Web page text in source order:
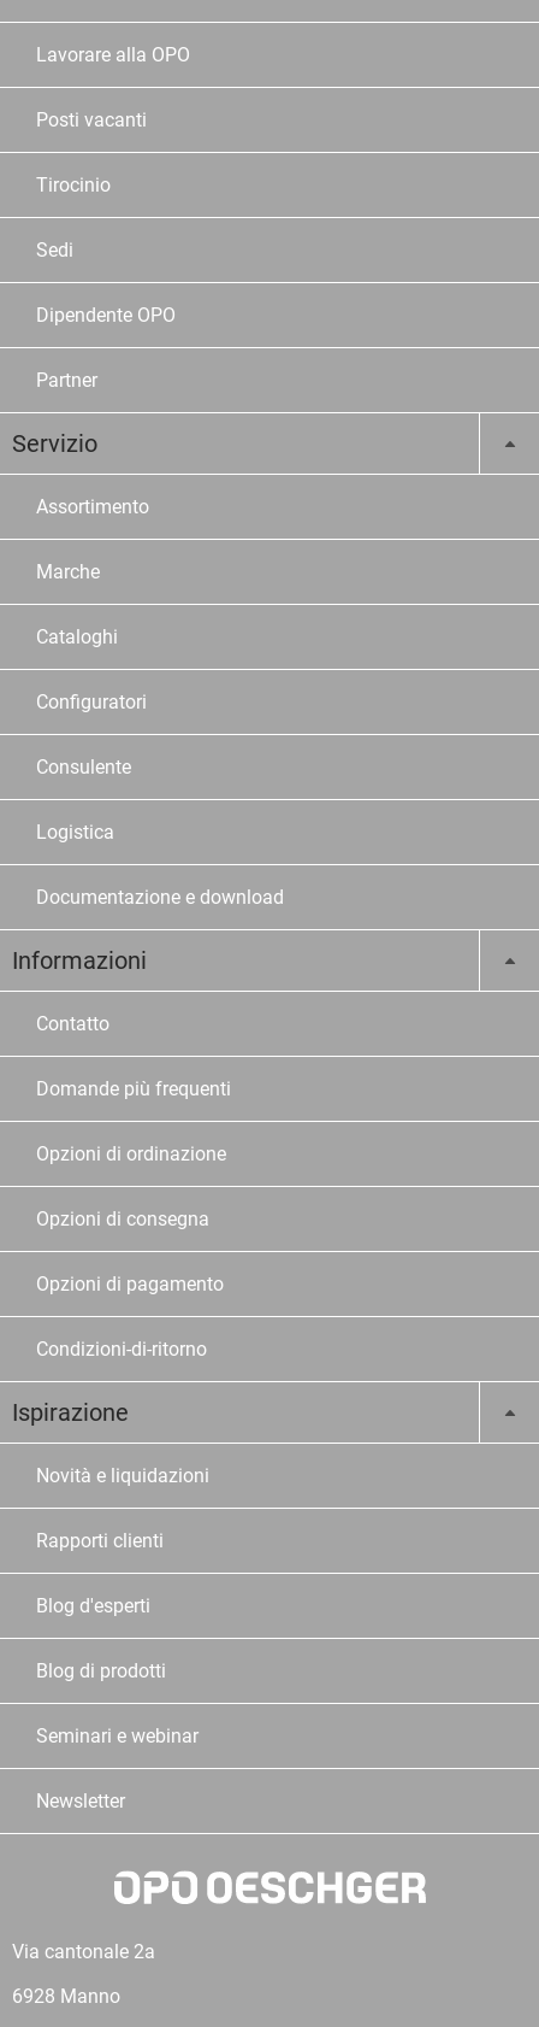
Lavorare alla OPO
Posti vacanti
Tirocinio
Sedi
Dipendente OPO
Partner
Servizio
Assortimento
Marche
Cataloghi
Configuratori
Consulente
Logistica
Documentazione e download
Informazioni
Contatto
Domande più frequenti
Opzioni di ordinazione
Opzioni di consegna
Opzioni di pagamento
Condizioni-di-ritorno
Ispirazione
Novità e liquidazioni
Rapporti clienti
Blog d'esperti
Blog di prodotti
Seminari e webinar
Newsletter
Via cantonale 2a
6928 Manno